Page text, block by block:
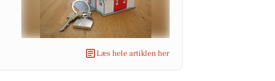
Læs hele artiklen her